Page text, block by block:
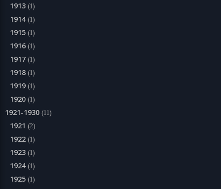
1913 (1)
1914 (1)
1915 (1)
1916 (1)
1917 (1)
1918 (1)
1919 (1)
1920 (1)
1921-1930 (11)
1921 (2)
1922 (1)
1923 (1)
1924 (1)
1925 (1)